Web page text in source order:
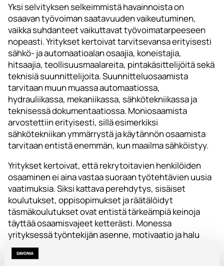
Yksi selvityksen selkeimmistä havainnoista on
osaavan työvoiman saatavuuden vaikeutuminen,
vaikka suhdanteet vaikuttavat työvoimatarpeeseen
nopeasti. Yritykset kertoivat tarvitsevansa erityisesti
sähkö- ja automaatioalan osaajia, koneistajia,
hitsaajia, teollisuusmaalareita, pintakäsittelijöitä sekä
teknisiä suunnittelijoita. Suunnitteluosaamista
tarvitaan muun muassa automaatiossa,
hydrauliikassa, mekaniikassa, sähkötekniikassa ja
teknisessä dokumentaatiossa. Moniosaamista
arvostettiin erityisesti, sillä esimerkiksi
sähkötekniikan ymmärrystä ja käytännön osaamista
tarvitaan entistä enemmän, kun maailma sähköistyy.
Yritykset kertoivat, että rekrytoitavien henkilöiden
osaaminen ei aina vastaa suoraan työtehtävien uusia
vaatimuksia. Siksi kattava perehdytys, sisäiset
koulutukset, oppisopimukset ja räätälöidyt
täsmäkoulutukset ovat entistä tärkeämpiä keinoja
täyttää osaamisvajeet ketterästi. Monessa
yrityksessä työntekijän asenne, motivaatio ja halu
oppia painavat rekrytoinnissa paljon.